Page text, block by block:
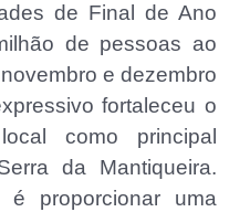
de Final de Ano
de pessoas ao
e dezembro
fortaleceu o
como principal
da Mantiqueira.
é proporcionar uma